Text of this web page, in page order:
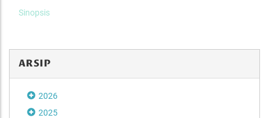
Sinopsis
ARSIP
2026
2025